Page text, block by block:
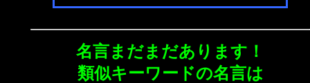
名言まだまだあります！
類似キーワードの名言は